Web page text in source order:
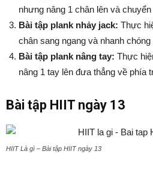
nhưng nâng 1 chân lên và
Bài tập plank nhảy jack: Thực
chân sang ngang và nhanh
Bài tập plank nâng tay: Thực
nâng 1 tay lên đưa thẳng về phía
Bài tập HIIT ngày 13
HIIT Là gì – Bài tập HIIT ngày 13